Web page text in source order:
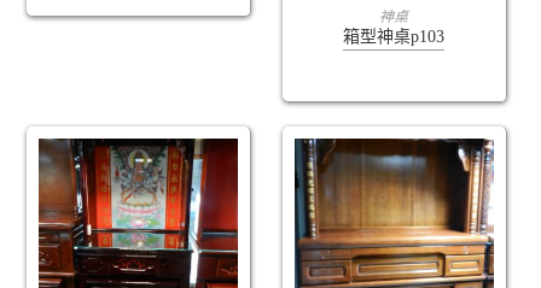
查看內容
神桌
箱型神桌p103